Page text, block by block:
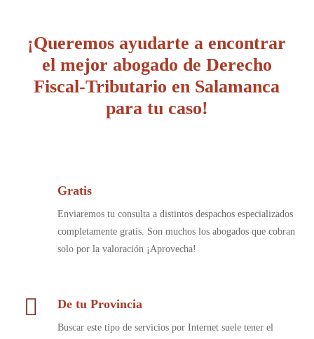
¡Queremos ayudarte a encontrar
el mejor abogado de Derecho
Fiscal-Tributario en Salamanca
para tu caso!
Gratis
Enviaremos tu consulta a distintos despachos especializados
completamente gratis. Son muchos los abogados que cobran
solo por la valoración ¡Aprovecha!
De tu Provincia
Buscar este tipo de servicios por Internet suele tener el